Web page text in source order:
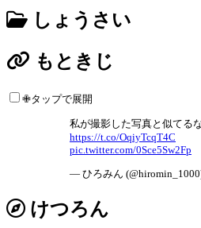
しょうさい
もときじ
✙タップで展開
私が撮影した写真と似てる
https://t.co/OqiyTcqT4C
pic.twitter.com/0Sce5Sw2Fp
— ひろみん
けつろん